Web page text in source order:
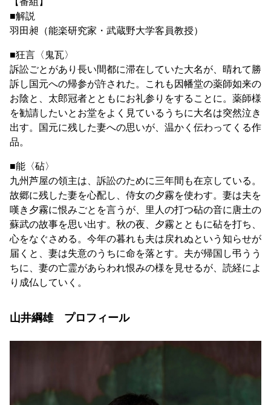
■解説
羽田昶（能楽研究家・武蔵野大学客員教授）
■狂言〈鬼瓦〉
訴訟ごとがあり長い間都に滞在していた大名が、晴れて勝
訴し国元への帰参が許された。これも因幡堂の薬師如来の
お陰と、太郎冠者とともにお礼参りをすることに。薬師様
を勧請したいとお堂をよく見ているうちに大名は突然泣き
出す。国元に残した妻への思いが、温かく伝わってくる作
品。
■能〈砧〉
九州芦屋の領主は、訴訟のために三年間も在京している。
故郷に残した妻を心配し、侍女の夕霧を使わす。妻は夫を
嘆き夕霧に恨みごとを言うが、里人の打つ砧の音に唐土の
蘇武の故事を思い出す。秋の夜、夕霧とともに砧を打ち、
心をなぐさめる。今年の暮れも夫は戻れぬという知らせが
届くと、妻は失意のうちに命を落とす。夫が帰国し弔うう
ちに、妻の亡霊があらわれ恨みの様を見せるが、読経によ
り成仏していく。
山井綱雄 プロフィール